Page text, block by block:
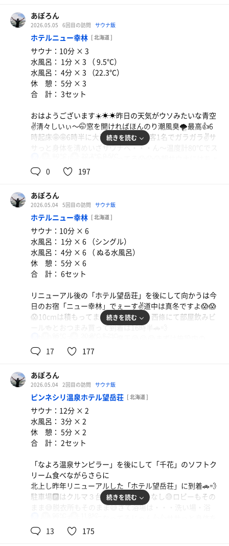
カ水風呂はシングル並みに冷え冷え🥶🥶🥶最高‼️本旅初の
外気浴は黄色🟡のウレタンソファにて休憩😵‍💫😵‍💫😵‍💫あまみ
がMAX✌️✌️✌️混雑せずほぼソロのサ活5セット完了✅昨日の
天気がウソみたいに快晴👍安全運転で帰りまぁーす🚗
追記：やっぱ連休なので上がった時にはチェックイン客が
続々と・・・駐車場もそこそこ停まりつつあります。いい
なぁ〜宿泊したいよー😭😭😭
帰り道に何度も素通りしてしまってた「森のごはんや」へ
❗️美味しかったぁ〜🤭是非近く通った際には立ち寄ってく
ださいね😅😅😅
あぽろん
2026.05.05 6回目の訪問 サウナ飯
ホテルニュー幸林 [ 北海道 ]
サウナ：10分 × 3
水風呂： 1分 × 3 （ 9.5℃）
水風呂： 4分 × 3 （22.3℃）
休 憩： 5分 × 3
合 計： 3セット
おはようございます☀️☀☀昨日の天気がウソみたいな青空
✌️清々しいぃ〜🤭窓を開ければほんのり潮風臭🌪️最高👍6
時起床🤩🤩6時半に大浴場へ・・・先客1名でガラガラ✌️サ
サっと身体を清めいざサウナへ・・・ん〜温度計80℃でス
うど良いか👍キッチリ10分蒸されて水風呂へ・・・昨日よ
る水風呂‼️これずっと入ってられるわぁー👍からの窓から
の朝日を浴びてアディロンにて休憩🤭🤭🤭最高😊３セット
繰り返して完了✅朝から最高のサ活ありがとう😭😭😭また
来まぁーす👋
追記：朝からシングル最高😊チンピリ水風呂最高すぎ😊😊
超お気に入り🤩🤩🤩
続きを読む
0 197
あぽろん
2026.05.04 5回目の訪問 サウナ飯
ホテルニュー幸林 [ 北海道 ]
サウナ：10分 × 6
水風呂： 1分 × 6 （シングル）
水風呂： 4分 × 6 （ ぬる水風呂）
休 憩： 5分 × 6
合 計： 6セット
リニューアル後の「ホテル望岳荘」を後にして向かうは今
日のお宿「ニュー幸林」でぇーす✌️道中は真冬ですよ😱😱
😱10cmは積もってます😱😱😱途中、西條にて部屋飲みビ
ール🍻とおつまみ買って到着は16時半🚗💨
「海 朱」にてスパかつとビール🍻頂き満腹🫃🤭ちょい休憩
の客人居ますね😅ササっと身体を清めいざサウナへ・・・
先客4名で上段GET✌️代謝良すぎてすぐ滝汗💦💦💦10分蒸
されて水風呂へ・・・うひゃー😱チンピリの8.2℃‼️最高👍
さすがに１分で限界😵😵😵となりのぬる水風呂へ・・・実
測20.8℃はもう温かく感じる👍👍👍からのアディロンにて
休憩😵‍💫😵‍💫😵‍💫1発目でととのっちゃいますね😵‍💫😵‍💫😵‍💫チンピ
リ3セット繰り返して一時退散🥶🥶🥶
お部屋で水分補給してから22時に２回戦突入🏃‍♂️‍➡️🏃‍♂️‍➡️なぁ
ナに集中🤩🤩🤩「月曜から夜更かし」観ながらチンピリを
３セット繰り返して本日のサ活終了☑️
やっぱ「ニュー幸林」来て良かったぁ〜🤭
明日の朝サウナも楽しみぃ🤩
追記：8.2℃はヤバい😱ってか最高の最高😊申し分なし👍
続きを読む
17 177
あぽろん
2026.05.04 2回目の訪問 サウナ飯
ピンネシリ温泉ホテル望岳荘 [ 北海道 ]
サウナ：12分 × 2
水風呂： 3分 × 2
休 憩： 5分 × 2
合 計： 2セット
「なよろ温泉サンピラー」を後にして「千花」のソフトク
リーム食べながらさらに
北上し昨年リニューアルした「ホテル望岳荘」に到着🚗💨
駐車場🅿️はクルマ３台✌️外観は変わりなし😅ロビーもその
まま😅脱衣所もそのまま😅さて浴場は・・・洗い場・浴
清めいざサウナへ・・・広さは変わらないがmetosのスト
続きを読む
13 175